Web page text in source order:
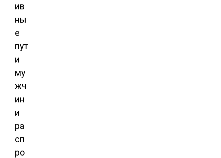
ив
ны
е
пут
и
му
жч
ин
и
ра
сп
ро